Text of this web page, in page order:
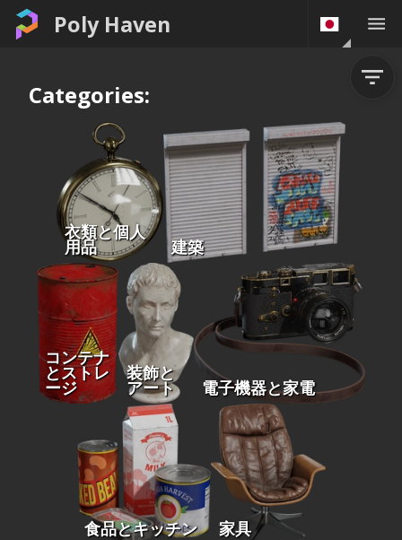
Poly Haven
Categories:
衣類と個人
用品 建築
コンテナ
とストレ
ージ
装飾と
アート 電子機器と家電
食品とキッチン 家具